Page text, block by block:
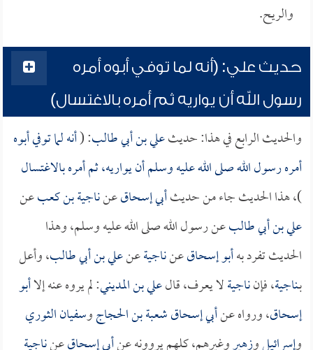
والريح.
حديث علي: (أنه لما توفي أبوه أمره
رسول الله أن يواريه ثم أمره بالاغتسال)
والحديث الرابع في هذا: حديثعلي بن أبي طالب: (أنه لما توفي أبوه
أمره رسول الله صلى الله عليه وسلم أن يواريه، ثم أمره بالاغتسال
)، هذا الحديث جاء من حديثأبي إسحاقعنناجية بن كعبعن
علي بن أبي طالبعن رسول الله صلى الله عليه وسلم، وهذا
الحديث تفرد بهأبو إسحاقعنناجيةعنعلي بن أبي طالب، وأعل
بـناجية، فإنناجيةلا يعرف، قالعلي بن المديني: لم يروه عنه إلاأبو
إسحاق، ورواه عنأبي إسحاقشعبة بن الحجاجوسفيان الثوري